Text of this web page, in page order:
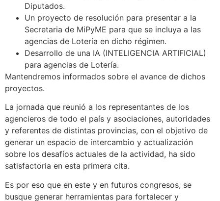
Diputados.
Un proyecto de resolución para presentar a la
Secretaria de MiPyME para que se incluya a las
agencias de Lotería en dicho régimen.
Desarrollo de una IA (INTELIGENCIA ARTIFICIAL)
para agencias de Lotería.
Mantendremos informados sobre el avance de dichos
proyectos.
La jornada que reunió a los representantes de los
agencieros de todo el país y asociaciones, autoridades
y referentes de distintas provincias, con el objetivo de
generar un espacio de intercambio y actualización
sobre los desafíos actuales de la actividad, ha sido
satisfactoria en esta primera cita.
Es por eso que en este y en futuros congresos, se
busque generar herramientas para fortalecer y